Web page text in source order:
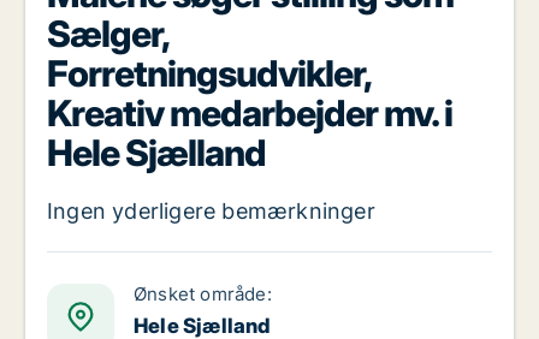
Sælger,
Forretningsudvikler,
Kreativ medarbejder mv. i
Hele Sjælland
Ingen yderligere bemærkninger
Ønsket område:
Hele Sjælland